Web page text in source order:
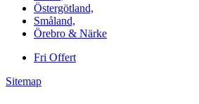
Östergötland,
Småland,
Örebro & Närke
Fri Offert
Sitemap